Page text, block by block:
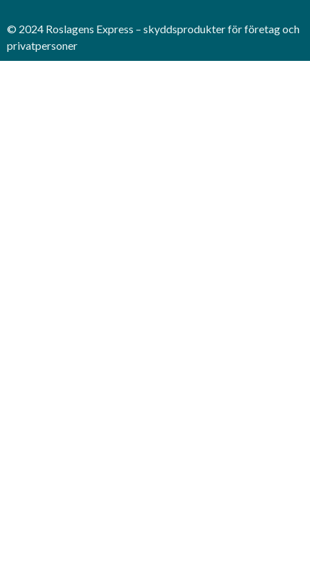
© 2024 Roslagens Express – skyddsprodukter för företag och
privatpersoner